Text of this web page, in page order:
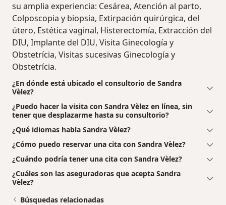
su amplia experiencia: Cesárea, Atención al parto,
Colposcopia y biopsia, Extirpación quirúrgica, del
útero, Estética vaginal, Histerectomía, Extracción del
DIU, Implante del DIU, Visita Ginecología y
Obstetrícia, Visitas sucesivas Ginecología y
Obstetrícia.
¿En dónde está ubicado el consultorio de Sandra
Vèlez?
¿Puedo hacer la visita con Sandra Vèlez en línea, sin
tener que desplazarme hasta su consultorio?
¿Qué idiomas habla Sandra Vèlez?
¿Cómo puedo reservar una cita con Sandra Vèlez?
¿Cuándo podría tener una cita con Sandra Vèlez?
¿Cuáles son las aseguradoras que acepta Sandra
Vèlez?
Búsquedas relacionadas